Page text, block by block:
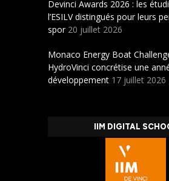
Devinci Awards 2026 : les
l’ESILV distingués pour leurs
spor 20 juillet 2026
Monaco Energy Boat
HydroVinci concrétise une
développement 17 juillet 2026
IIM DIGITAL